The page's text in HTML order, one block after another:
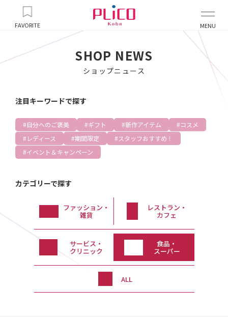
FAVORITE MENU
SHOP NEWS
ショップニュース
注目キーワードで探す
自分へのご褒美 ギフト 新作アイテム
コスメ
レディース
期間限定
スタッフおすすめ！
イベント＆キャンペーン
カテゴリーで探す
ファッション・
雑貨
レストラン・
カフェ
サービス・
クリニック
食品・
スーパー
ALL